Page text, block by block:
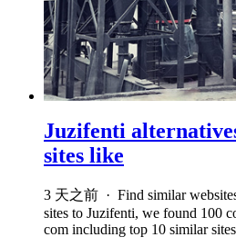
Juzifenti
sites like
3 天之前 · Find similar
sites to Juzifenti, we found 100
com including top 10 similar